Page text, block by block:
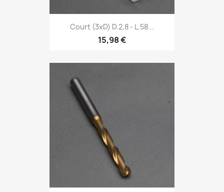
Court (3xD) D.2,8 - L.58...
15,98 €